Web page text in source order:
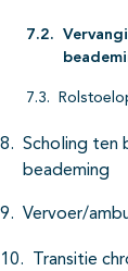
Scholing ten
beademing
Vervoer/
Transitie